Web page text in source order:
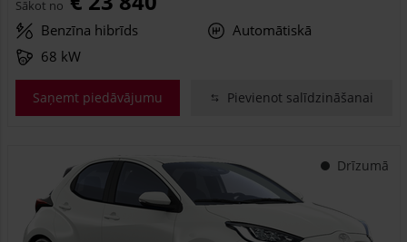
Sākot no
Benzīna hibrīds
Automātiskā
68 kW
Saņemt piedāvājumu Pievienot salīdzināšanai
Drīzumā